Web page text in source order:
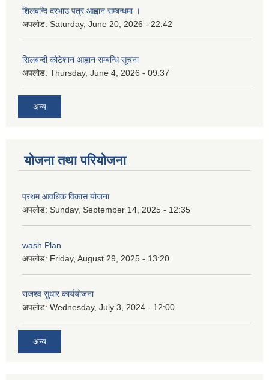
शिलबन्दि दरभाउ पत्र आह्वान सम्बन्धमा ।
अपलोड: Saturday, June 20, 2026 - 22:42
सिलबन्दी कोटेशान आह्वान सम्बन्धि सूचना
अपलोड: Thursday, June 4, 2026 - 09:37
अन्य
योजना तथा परियोजना
प्रथम आवधिक विकास योजना
अपलोड: Sunday, September 14, 2025 - 12:35
wash Plan
अपलोड: Friday, August 29, 2025 - 13:20
राजश्व सुधार कार्ययोजना
अपलोड: Wednesday, July 3, 2024 - 12:00
अन्य